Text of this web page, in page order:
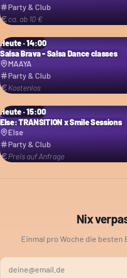
Party & Club
ca. ab 10 €
Heute · 14:00
Salsa Brava - Salsa Dance classes
MAAYA
Party & Club
Kostenlos
Heute · 15:00
Else: TRANSITION x Smile Sessions
Else
Party & Club
Preis auf Anfrage
Nix
Einmal pro Woche die besten